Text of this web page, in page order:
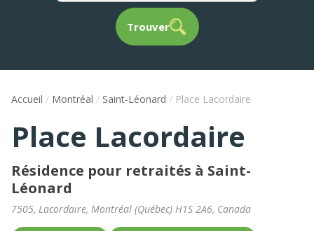
Trouver
Accueil / Montréal / Saint-Léonard / Place Lacordaire
Place Lacordaire
Résidence pour retraités à Saint-
Léonard
7505, Lacordaire, Montréal (Québec) H1S 2A6, Canada